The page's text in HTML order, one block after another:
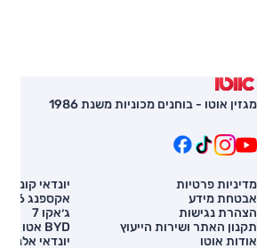
מגזין אוטו - בוחנים מכוניות משנת 1986
מדיניות פרטיות
אבטחת מידע
הצהרת נגישות
תקנון האתר ושירות הייעוץ
אודות אוטו
יונדאי קונה
אקספנג G6
ג׳אקו 7
BYD אטו 3
יונדאי אלנטרה